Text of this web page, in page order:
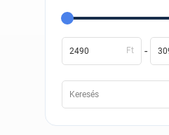
Ft -